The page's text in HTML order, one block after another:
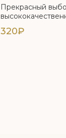
320₽
Прекрасный